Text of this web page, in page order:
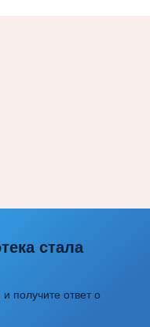
стала
получите ответ о